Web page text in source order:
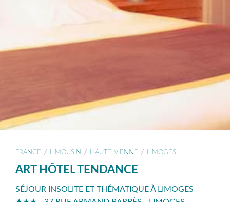
FRANCE / LIMOUSIN / HAUTE-VIENNE / LIMOGES
ART HÔTEL TENDANCE
SÉJOUR INSOLITE ET THÉMATIQUE À LIMOGES